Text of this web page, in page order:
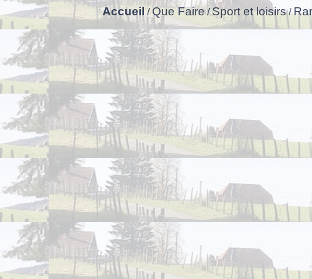
Accueil/Que Faire /Sport et loisirs/